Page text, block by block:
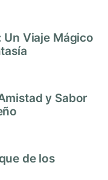
Un Viaje Mágico
y Sabor
de los